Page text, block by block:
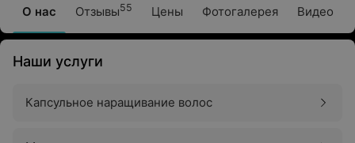
О нас Отзывы55 Цены Фотогалерея Видео
Наши услуги
Капсульное наращивание волос